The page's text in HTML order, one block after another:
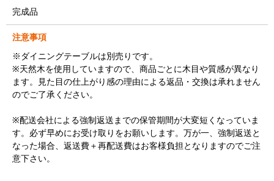
完成品
注意事項
※ダイニングテーブルは別売りです。
※天然木を使用していますので、商品ごとに木目や質感が異なり
ます。見た目の仕上がり感の理由による返品・交換は承れません
のでご了承ください。
※配送会社による強制返送までの保管期間が大変短くなっていま
す。必ず早めにお受け取りをお願いします。万が一、強制返送と
なった場合、返送費＋再配送費はお客様負担となりますのでご注
意下さい。